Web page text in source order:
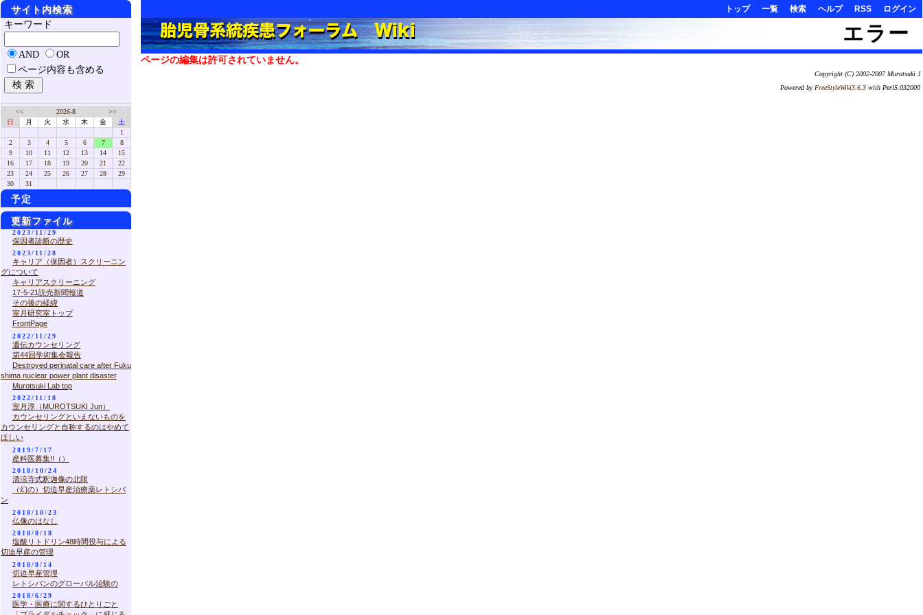
トップ 一覧 検索 ヘルプ RSS ログイン
エラー
ページの編集は許可されていません。
Copyright (C) 2002-2007 Murotsuki J
Powered by FreeStyleWiki3.6.3 with Perl5.032000
サイト内検索
キーワード
AND
OR
ページ内容も含める
<< 2026-8
>>
日
月 火 水 木 金
土
1
2
3 4 5 6 7
8
9
10 11 12 13 14
15
16
17 18 19 20 21
22
23
24 25 26 27 28
29
30
31
予定
更新ファイル
2023/11/29
保因者診断の歴史
2023/11/28
キャリア（保因者）スクリーニン
グについて
キャリアスクリーニング
17-5-21読売新聞報道
その後の経緯
室月研究室トップ
FrontPage
2022/11/29
遺伝カウンセリング
第44回学術集会報告
Destroyed perinatal care after Fuku
shima nuclear power plant disaster
Murotsuki Lab top
2022/11/18
室月淳（MUROTSUKI Jun）
カウンセリングといえないものを
カウンセリングと自称するのはやめて
ほしい
2019/7/17
産科医募集!!（）
2018/10/24
清涼寺式釈迦像の北限
（幻の）切迫早産治療薬レトシバ
ン
2018/10/23
仏像のはなし
2018/8/18
塩酸リトドリン48時間投与による
切迫早産の管理
2018/8/14
切迫早産管理
レトシバンのグローバル治験の
2018/6/29
医学・医療に関するひとりごと